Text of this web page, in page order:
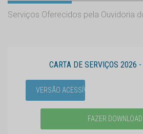
Serviços Oferecidos pela Ouvidoria
CARTA DE SERVIÇOS 2026
VERSÃO ACESSÍVEL
FAZER DOWNLOAD